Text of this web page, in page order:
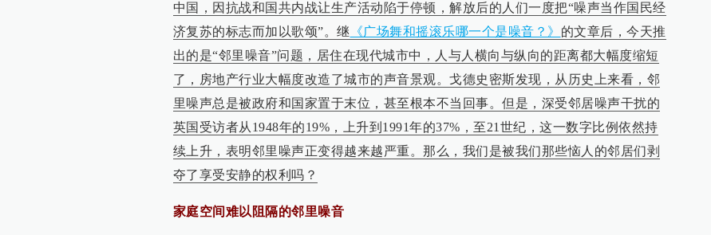
中国，因抗战和国共内战让生产活动陷于停顿，解放后的人们一度把“噪声当作国民经
济复苏的标志而加以歌颂”。继 《广场舞和摇滚乐哪一个是噪音？》 的文章后，今天推
出的是“邻里噪音”问题，居住在现代城市中，人与人横向与纵向的距离都大幅度缩短
了，房地产行业大幅度改造了城市的声音景观。 戈德史密斯发现，从历史上来看，邻
里噪声总是被政府和国家置于末位，甚至根本不当回事。但是，深受邻居噪声干扰的
英国受访者从1948年的19%，上升到1991年的37%，至21世纪，这一数字比例依然持
续上升，表明邻里噪声正变得越来越严重。那么， 我们是被我们那些恼人的邻居们剥
夺了享受安静的权利吗？
家庭空间难以阻隔的邻里噪音